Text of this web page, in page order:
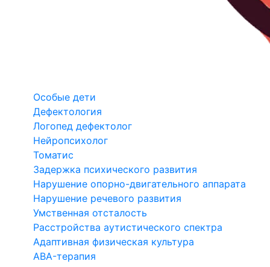
Особые дети
Дефектология
Логопед дефектолог
Нейропсихолог
Томатис
Задержка психического развития
Нарушение опорно-двигательного аппарата
Нарушение речевого развития
Умственная отсталость
Расстройства аутистического спектра
Адаптивная физическая культура
ABA-терапия